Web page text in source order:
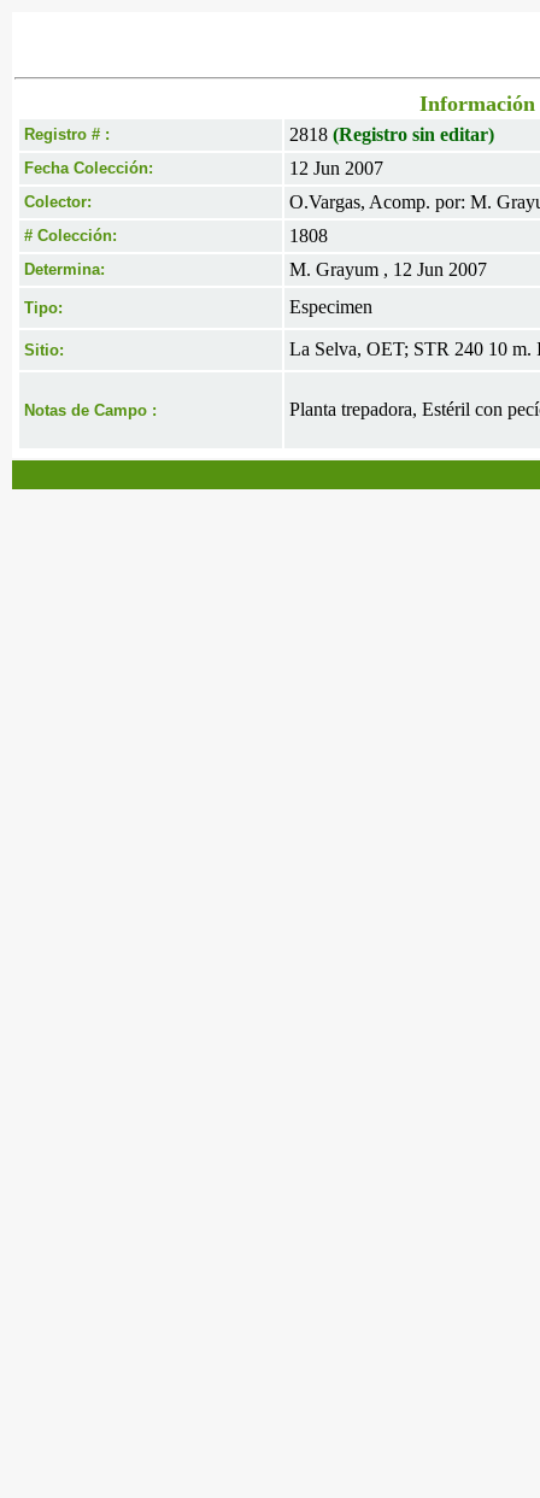
Información
Registro # : 2818 (Registro sin editar)
Fecha Colección: 12 Jun 2007
Colector: O.Vargas, Acomp. por: M.
# Colección: 1808
Determina: M. Grayum , 12 Jun 2007
Tipo: Especimen
Sitio: La Selva, OET; STR 240 10 m.
Notas de Campo : Planta trepadora, Estéril con